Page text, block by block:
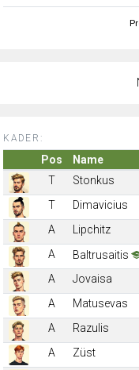
KADER:
Pos Name
T
Stonkus
T
Dimavicius
A
Lipchitz
A
Baltrusaitis
A
Jovaisa
A
Matusevas
A
Razulis
A
Züst